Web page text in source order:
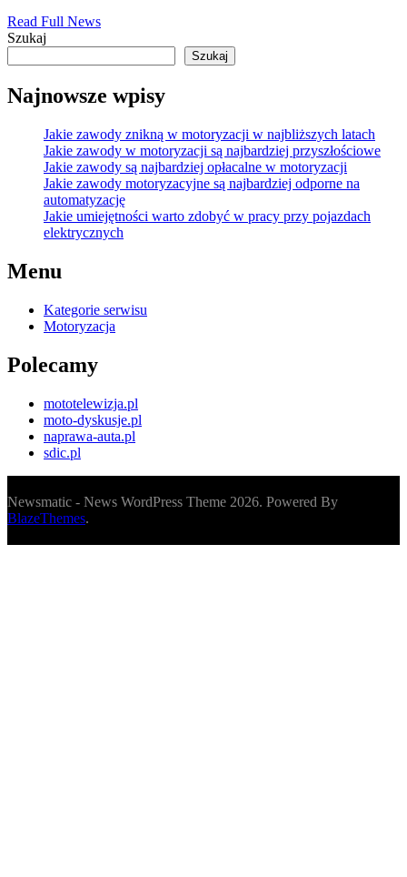
Read Full News
Szukaj
Szukaj
Najnowsze wpisy
Jakie zawody znikną w motoryzacji w najbliższych latach
Jakie zawody w motoryzacji są najbardziej przyszłościowe
Jakie zawody są najbardziej opłacalne w motoryzacji
Jakie zawody motoryzacyjne są najbardziej odporne na
automatyzację
Jakie umiejętności warto zdobyć w pracy przy pojazdach
elektrycznych
Menu
Kategorie serwisu
Motoryzacja
Polecamy
mototelewizja.pl
moto-dyskusje.pl
naprawa-auta.pl
sdic.pl
Newsmatic - News WordPress Theme 2026. Powered By
BlazeThemes.